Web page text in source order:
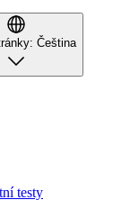
Čeština
testy